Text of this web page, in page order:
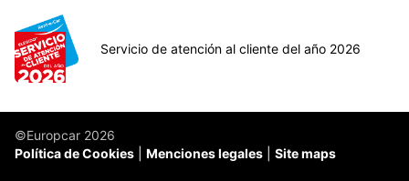
Servicio de atención al cliente del año 2026
©Europcar 2026
Política de Cookies
Menciones legales Site maps